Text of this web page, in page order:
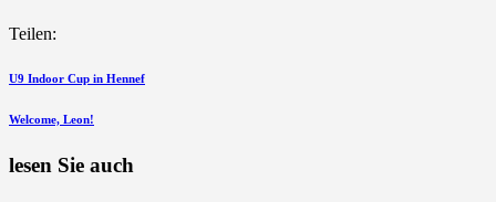
Teilen:
Beitragsnavigation
vorherigen
U9 Indoor Cup in Hennef
nächsten
Welcome, Leon!
lesen Sie auch